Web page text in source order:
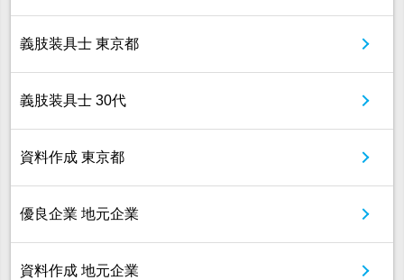
義肢装具士 東京都
義肢装具士 30代
資料作成 東京都
優良企業 地元企業
資料作成 地元企業